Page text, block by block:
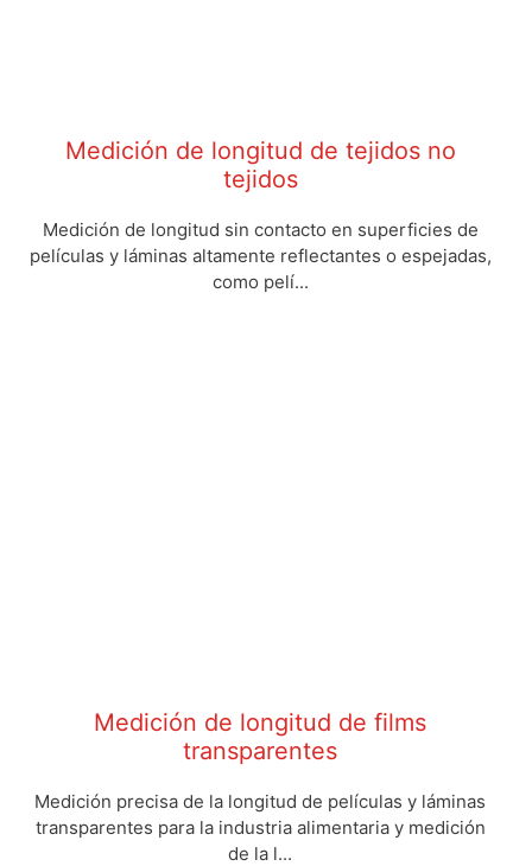
Medición de longitud de tejidos no
tejidos
Medición de longitud sin contacto en superficies de
películas y láminas altamente reflectantes o espejadas,
como pelí...
Medición de longitud de films
transparentes
Medición precisa de la longitud de películas y láminas
transparentes para la industria alimentaria y medición
de la l...